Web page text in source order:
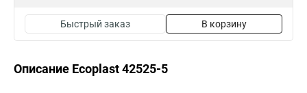
Быстрый заказ В корзину
Описание Ecoplast 42525-5